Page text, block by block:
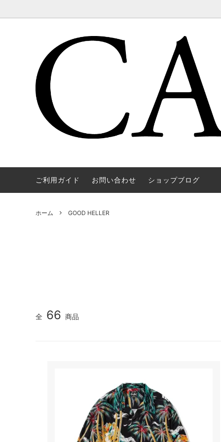
WAREHOUSE & CO. OOE
Macrame Wala
OUTER TOPS
ご利用ガイド お問い合わせ ショップブログ
ホーム GOOD HELLER
全 66 商品